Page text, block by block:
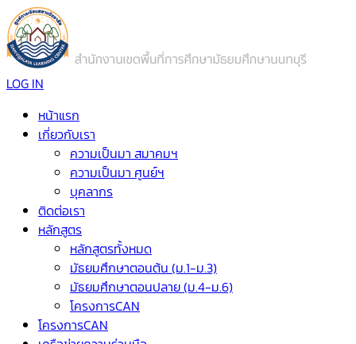
LOG IN
หน้าแรก
เกี่ยวกับเรา
ความเป็นมา สมาคมฯ
ความเป็นมา ศูนย์ฯ
บุคลากร
ติดต่อเรา
หลักสูตร
หลักสูตรทั้งหมด
มัธยมศึกษาตอนต้น (ม.1-ม.3)
มัธยมศึกษาตอนปลาย (ม.4-ม.6)
โครงการCAN
โครงการCAN